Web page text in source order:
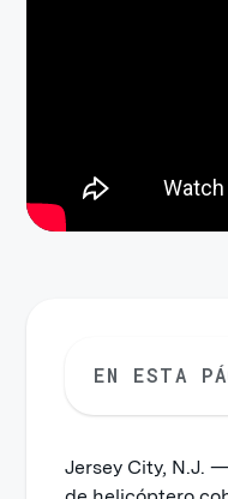
Jersey City, N.J.
EN ESTA